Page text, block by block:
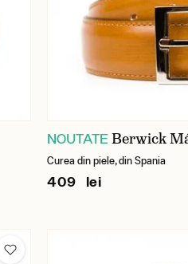
NOUTATEBerwick
Curea din piele, din Spania
409 lei